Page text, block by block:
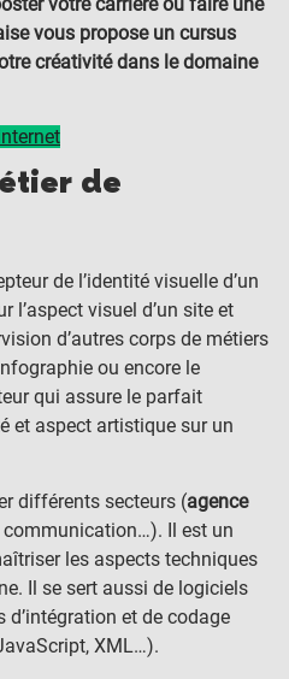
vous propose un cursus
créativité dans le domaine
de
de l’identité visuelle d’un
l’aspect visuel d’un site et
d’autres corps de métiers
ou encore le
qui assure le parfait
et aspect artistique sur un
différents secteurs (agence
communication…). Il est un
les aspects techniques
Il se sert aussi de logiciels
et de codage
XML…).